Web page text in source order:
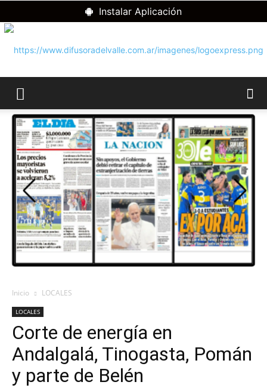
Instalar Aplicación
DIFUSORA
DEL
VALLE
Inicio LOCALES
LOCALES
Corte de energía en
Andalgalá, Tinogasta, Pomán
y parte de Belén